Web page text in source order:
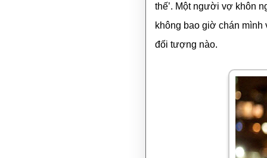
thế’. Một người vợ khôn
không bao giờ chán
đối tượng nào.